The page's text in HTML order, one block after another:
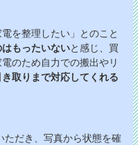
を整理したい」とのこと
もったいないと感じ、買
のため自力での搬出やリ
取りまで対応してくれる
ただき、写真から状態を確